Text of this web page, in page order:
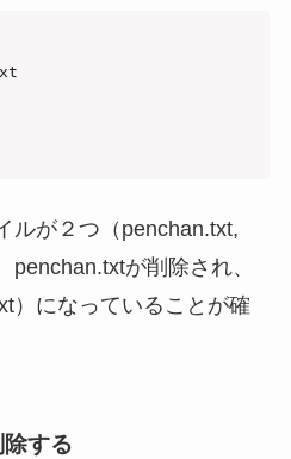
ルが２つ（penchan.txt,
が削除され、
）になっていることが確
する